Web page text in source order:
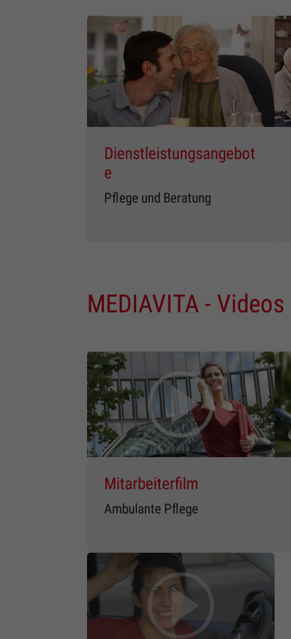
Dienstleistungsangebot
e
Pflege und Beratung
MEDIAVITA - Videos
Mitarbeiterfilm
Ambulante Pflege